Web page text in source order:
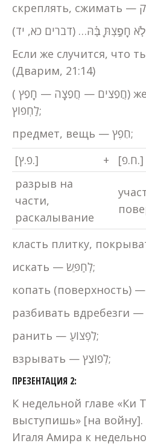
חָפַ֣צְתָּ בָּ֗הּ… (דברים כא, יד)
Если же случится, что
(Дварим, 21:14)
( חֲפֵצִים — חֲפֵצָה — חָפֵץ) желать, хотеть —
לַחְפוֹץ;
предмет, вещь — חֵפֶץ;
[פ.ץ.]
+ [ח.פ.]
разрыв на
части,
раскалывание
искать — לְחַפֵּשׂ;
ранить — לִפְצוֹעַ;
взрывать — לְפוֹצֵץ;
ПРЕЗЕНТАЦИЯ 2:
К недельной главе «Ки
выступишь» [на
Игаля Амира к